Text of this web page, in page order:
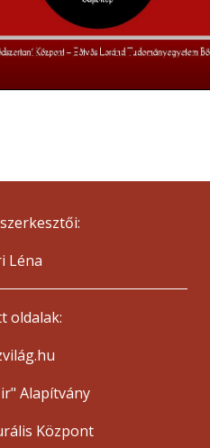
Léna
oldalak:
Alapítvány
Központ